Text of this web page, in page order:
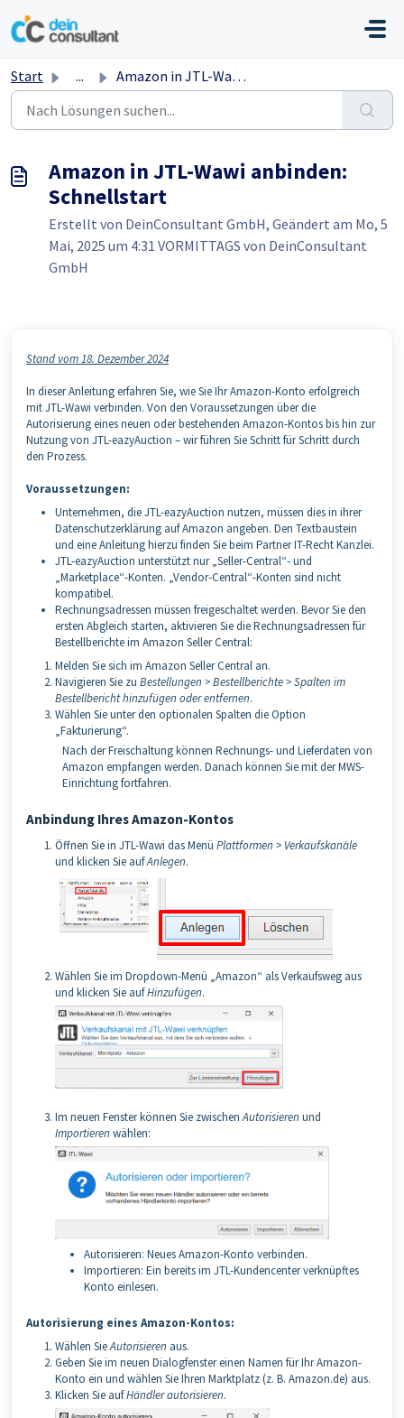
Start ... Amazon in JTL-Wawi anbinden: Schnellstart
Amazon in JTL-Wawi anbinden:
Schnellstart
Erstellt von DeinConsultant GmbH, Geändert am Mo, 5
Mai, 2025 um 4:31 VORMITTAGS von DeinConsultant
GmbH
Stand vom 18. Dezember 2024
In dieser Anleitung erfahren Sie, wie Sie Ihr Amazon-Konto erfolgreich
mit JTL-Wawi verbinden. Von den Voraussetzungen über die
Autorisierung eines neuen oder bestehenden Amazon-Kontos bis hin zur
Nutzung von JTL-eazyAuction – wir führen Sie Schritt für Schritt durch
den Prozess.
Voraussetzungen:
Unternehmen, die JTL-eazyAuction nutzen, müssen dies in ihrer
Datenschutzerklärung auf Amazon angeben. Den Textbaustein
und eine Anleitung hierzu finden Sie beim Partner IT-Recht Kanzlei.
JTL-eazyAuction unterstützt nur „Seller-Central“- und
„Marketplace“-Konten. „Vendor-Central“-Konten sind nicht
kompatibel.
Rechnungsadressen müssen freigeschaltet werden. Bevor Sie den
ersten Abgleich starten, aktivieren Sie die Rechnungsadressen für
Bestellberichte im Amazon Seller Central:
Melden Sie sich im Amazon Seller Central an.
Navigieren Sie zu Bestellungen > Bestellberichte > Spalten im
Bestellbericht hinzufügen oder entfernen.
Wählen Sie unter den optionalen Spalten die Option
„Fakturierung“.
Nach der Freischaltung können Rechnungs- und Lieferdaten von
Amazon empfangen werden. Danach können Sie mit der MWS-
Einrichtung fortfahren.
Anbindung Ihres Amazon-Kontos
Öffnen Sie in JTL-Wawi das Menü Plattformen > Verkaufskanäle
und klicken Sie aufAnlegen.
Wählen Sie im Dropdown-Menü „Amazon“ als Verkaufsweg aus
und klicken Sie aufHinzufügen.
Im neuen Fenster können Sie zwischenAutorisieren und
Importieren wählen:
Autorisieren: Neues Amazon-Konto verbinden.
Importieren: Ein bereits im JTL-Kundencenter verknüpftes
Konto einlesen.
Autorisierung eines Amazon-Kontos:
Wählen SieAutorisieren aus.
Geben Sie im neuen Dialogfenster einen Namen für Ihr Amazon-
Konto ein und wählen Sie Ihren Marktplatz (z. B. Amazon.de) aus.
Klicken Sie aufHändler autorisieren.